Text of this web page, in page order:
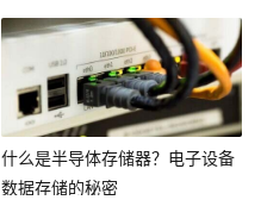
什么是半导体存储器？电子设备
数据存储的秘密